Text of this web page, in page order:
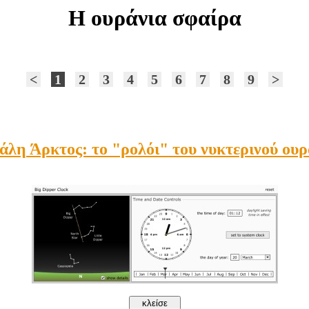
Η ουράνια σφαίρα
< 1 2 3 4 5 6 7 8 9 >
Άρκτος: το "ρολόι" του νυκτερινού